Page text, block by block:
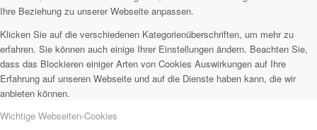
Ihre Beziehung zu unserer Webseite anpassen.
Klicken Sie auf die verschiedenen Kategorienüberschriften, um mehr zu
erfahren. Sie können auch einige Ihrer Einstellungen ändern. Beachten Sie,
dass das Blockieren einiger Arten von Cookies Auswirkungen auf Ihre
Erfahrung auf unseren Webseite und auf die Dienste haben kann, die wir
anbieten können.
Wichtige Webseiten-Cookies